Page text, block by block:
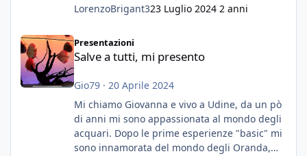
LorenzoBrigant323 Luglio 2024 2 anni
Presentazioni
Salve a tutti, mi presento
Gio79· 20 Aprile 2024
Mi chiamo Giovanna e vivo a Udine, da un pò
di anni mi sono appassionata al mondo degli
acquari. Dopo le prime esperienze "basic" mi
sono innamorata del mondo degli Oranda,